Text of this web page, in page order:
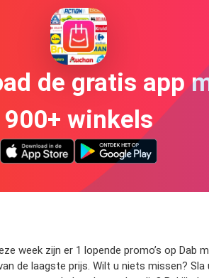
de gratis app
900+ winkels
week zijn er 1 lopende promo’s op
de laagste prijs. Wilt u niets missen?